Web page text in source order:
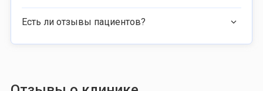
Есть ли отзывы пациентов?